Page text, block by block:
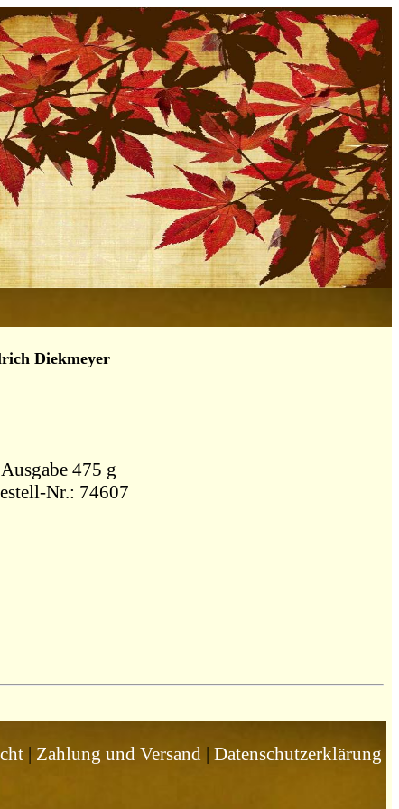
Diekmeyer
Stuttgart,, Gebundene Ausgabe 475 g
Nr.: 74607
| Zahlung und Versand| Datenschutzerklärung